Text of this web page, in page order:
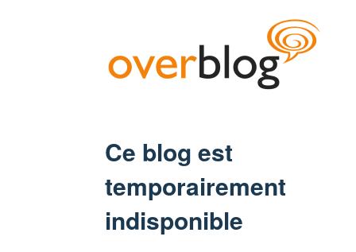
Ce blog est
temporairement
indisponible